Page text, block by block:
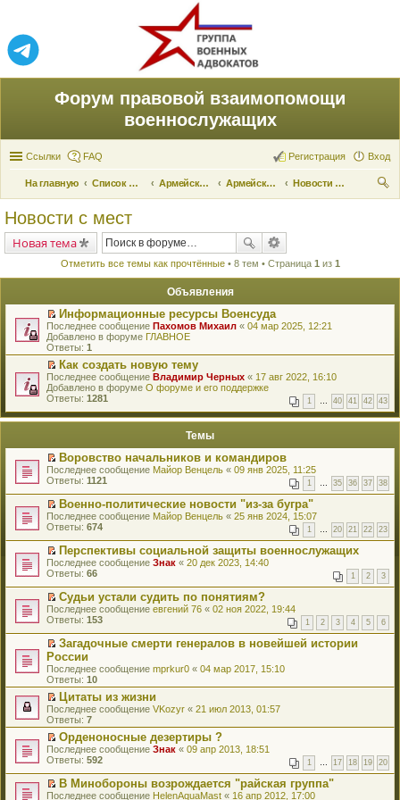
Форум правовой взаимопомощи
военнослужащих
Ссылки FAQ Вход
Регистрация
На главную Список форумов Армейские новости Армейские новости
Новости с мест
Новости с мест
Новая тема
Отметить все темы как прочтённые• 8 тем • Страница 1 из 1
Объявления
П
е
р
е
й
т
и
к
е
о
м
у
н
е
п
р
о
и
т
а
н
н
о
м
у
с
о
о
б
щ
е
н
и
ю
Информационные ресурсы Военсуда
Последнее сообщение Пахомов Михаил « 04 мар 2025, 12:21
Добавлено в форуме ГЛАВНОЕ
Ответы: 1
П
е
р
й
к
п
е
р
в
о
м
у
е
п
р
о
ч
и
т
а
н
н
о
м
у
с
о
о
б
щ
е
н
и
Как создать новую тему
Последнее сообщение Владимир Черных « 17 авг 2022, 16:10
Добавлено в форуме О форуме и его поддержке
Ответы: 1281 1 … 40 41 42 43
Темы
П
е
е
й
т
и
к
п
е
р
в
о
м
у
е
п
р
о
ч
и
т
а
н
н
о
м
у
с
о
Воровство начальников и командиров
Последнее сообщение Майор Венцель « 09 янв 2025, 11:25
Ответы: 1121 1 … 35 36 37 38
П
е
е
й
т
и
к
п
е
р
в
о
м
у
н
е
п
р
о
ч
и
т
а
н
о
Военно-политические новости "из-за бугра"
Последнее сообщение Майор Венцель « 25 янв 2024, 15:07
Ответы: 674 1 … 20 21 22 23
П
е
е
й
т
и
к
п
е
р
в
о
м
у
н
е
п
р
о
ч
и
т
Перспективы социальной защиты военнослужащих
Последнее сообщение Знак « 20 дек 2023, 14:40
Ответы: 66 1 2 3
П
е
е
й
т
и
к
п
е
р
в
о
м
у
н
е
п
Судьи устали судить по понятиям?
Последнее сообщение евгений 76 « 02 ноя 2022, 19:44
Ответы: 153 1 2 3 4 5 6
П
е
р
е
й
т
и
к
п
е
р
о
м
Загадочные смерти генералов в новейшей истории
России
Последнее сообщение mprkur0 « 04 мар 2017, 15:10
Ответы: 10
П
е
р
е
й
т
к
п
Цитаты из жизни
Последнее сообщение VKozyr « 21 июл 2013, 01:57
Ответы: 7
П
е
е
й
Орденоносные дезертиры ?
Последнее сообщение Знак « 09 апр 2013, 18:51
Ответы: 592 1 … 17 18 19 20
П
В Минобороны возрождается "райская группа"
Последнее сообщение HelenAquaMast « 16 апр 2012, 17:00